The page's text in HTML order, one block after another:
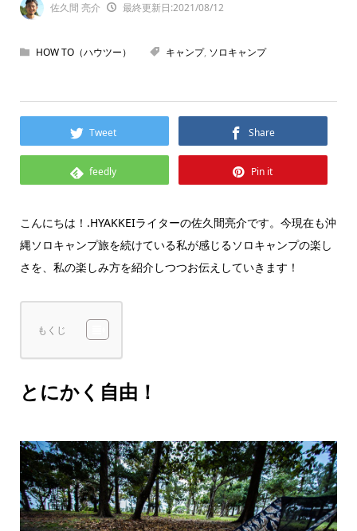
佐久間 亮介 最終更新日:2021/08/12
HOW TO（ハウツー） キャンプ, ソロキャンプ
Tweet Share
feedly Pin it
こんにちは！.HYAKKEIライターの佐久間亮介です。今現在も沖
縄ソロキャンプ旅を続けている私が感じるソロキャンプの楽し
さを、私の楽しみ方を紹介しつつお伝えしていきます！
もくじ
とにかく自由！